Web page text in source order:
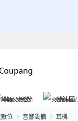
爸氣父親節 火箭速配
位 音響設備 耳機